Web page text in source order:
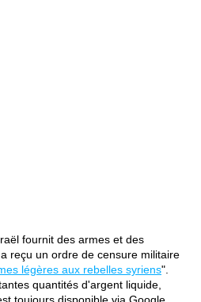
fournit des armes et des
reçu un ordre de censure militaire
légères aux rebelles syriens".
quantités d'argent liquide,